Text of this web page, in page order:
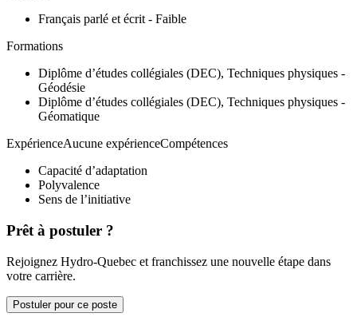
Français parlé et écrit - Faible
Formations
Diplôme d’études collégiales (DEC), Techniques physiques -
Géodésie
Diplôme d’études collégiales (DEC), Techniques physiques -
Géomatique
ExpérienceAucune expérienceCompétences
Capacité d’adaptation
Polyvalence
Sens de l’initiative
Prêt à postuler ?
Rejoignez Hydro-Quebec et franchissez une nouvelle étape dans
votre carrière.
Postuler pour ce poste